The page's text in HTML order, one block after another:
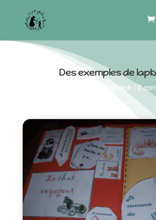
Des exemples de
Lapbook | 0